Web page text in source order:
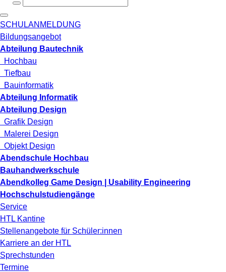
SCHULANMELDUNG
Bildungsangebot
Abteilung Bautechnik
Hochbau
Tiefbau
Bauinformatik
Abteilung Informatik
Abteilung Design
Grafik Design
Malerei Design
Objekt Design
Abendschule Hochbau
Bauhandwerkschule
Abendkolleg Game Design | Usability Engineering
Hochschulstudiengänge
Service
HTL Kantine
Stellenangebote für Schüler:innen
Karriere an der HTL
Sprechstunden
Termine